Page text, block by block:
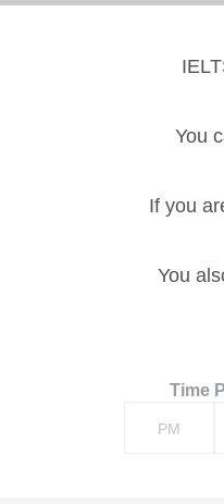
You
If you
You
Time
PM